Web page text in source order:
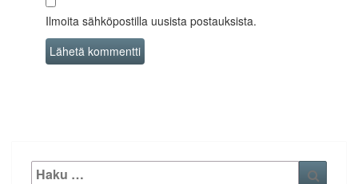
Ilmoita sähköpostilla uusista postauksista.
Etsi: